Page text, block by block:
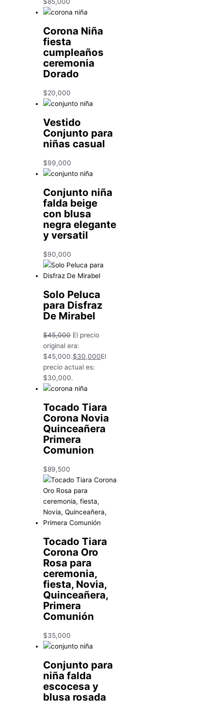
Corona Niña
fiesta
cumpleaños
ceremonia
Dorado
$20,000
Vestido
Conjunto para
niñas casual
$99,000
Conjunto niña
falda beige
con blusa
negra elegante
y versatil
$90,000
Solo Peluca
para Disfraz
De Mirabel
$45,000 El precio
original era:
$45,000.$30,000El
precio actual es:
$30,000.
Tocado Tiara
Corona Novia
Quinceañera
Primera
Comunion
$89,500
Tocado Tiara
Corona Oro
Rosa para
ceremonia,
fiesta, Novia,
Quinceañera,
Primera
Comunión
$35,000
Conjunto para
niña falda
escocesa y
blusa rosada